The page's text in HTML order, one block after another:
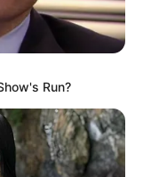
Run?